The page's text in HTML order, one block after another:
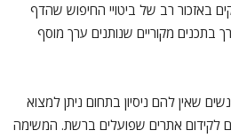
באזכור רב של ביטויי החיפוש שהדף
בתכנים מקוריים שנותנים ערך מוסף
שאין להם ניסיון בתחום ניתן למצוא
לקידום אתרים שפועלים ברשת. המשימה